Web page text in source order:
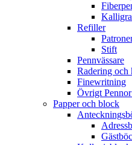
Refiller
Stift
Pennvässare
Radering och
Finewritning
Övrigt
Papper och block